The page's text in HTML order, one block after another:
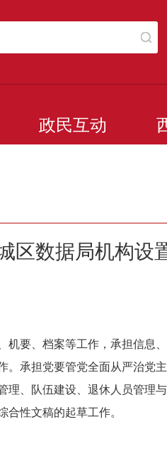
政民互动
区数据局机构设
机要、档案等工作，承担信息
。承担党要管党全面从严治党
理、队伍建设、退休人员管理
性文稿的起草工作。